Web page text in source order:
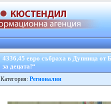
4336,45 евро събраха в Дупница от
за децата!“
Категория: Регионални